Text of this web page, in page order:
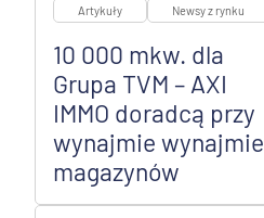
Artykuły Newsy z rynku
10 000 mkw. dla
Grupa TVM – AXI
IMMO doradcą przy
wynajmie wynajmie
magazynów